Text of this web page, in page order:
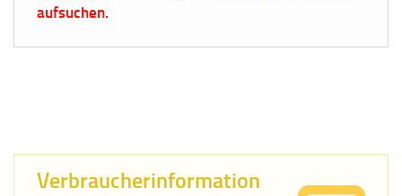
aufsuchen.
Verbraucherinformation